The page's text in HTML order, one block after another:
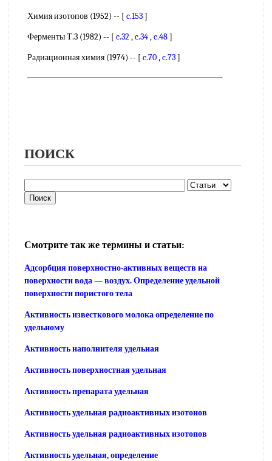
Химия изотопов (1952) -- [ c.153]
Ферменты Т.3 (1982) -- [ c.32,c.34,c.48]
Радиационная химия (1974) -- [ c.70,c.73]
ПОИСК
Смотрите так же термины и статьи:
Адсорбция поверхностно-активных веществ на
поверхности вода — воздух. Определение удельной
поверхности пористого тела
Активность известкового молока определение по
удельному
Активность наполнителя удельная
Активность поверхностная удельная
Активность препарата удельная
Активность удельная радиоактивных изотонов
Активность удельная радиоактивных изотопов
Активность удельная, определение